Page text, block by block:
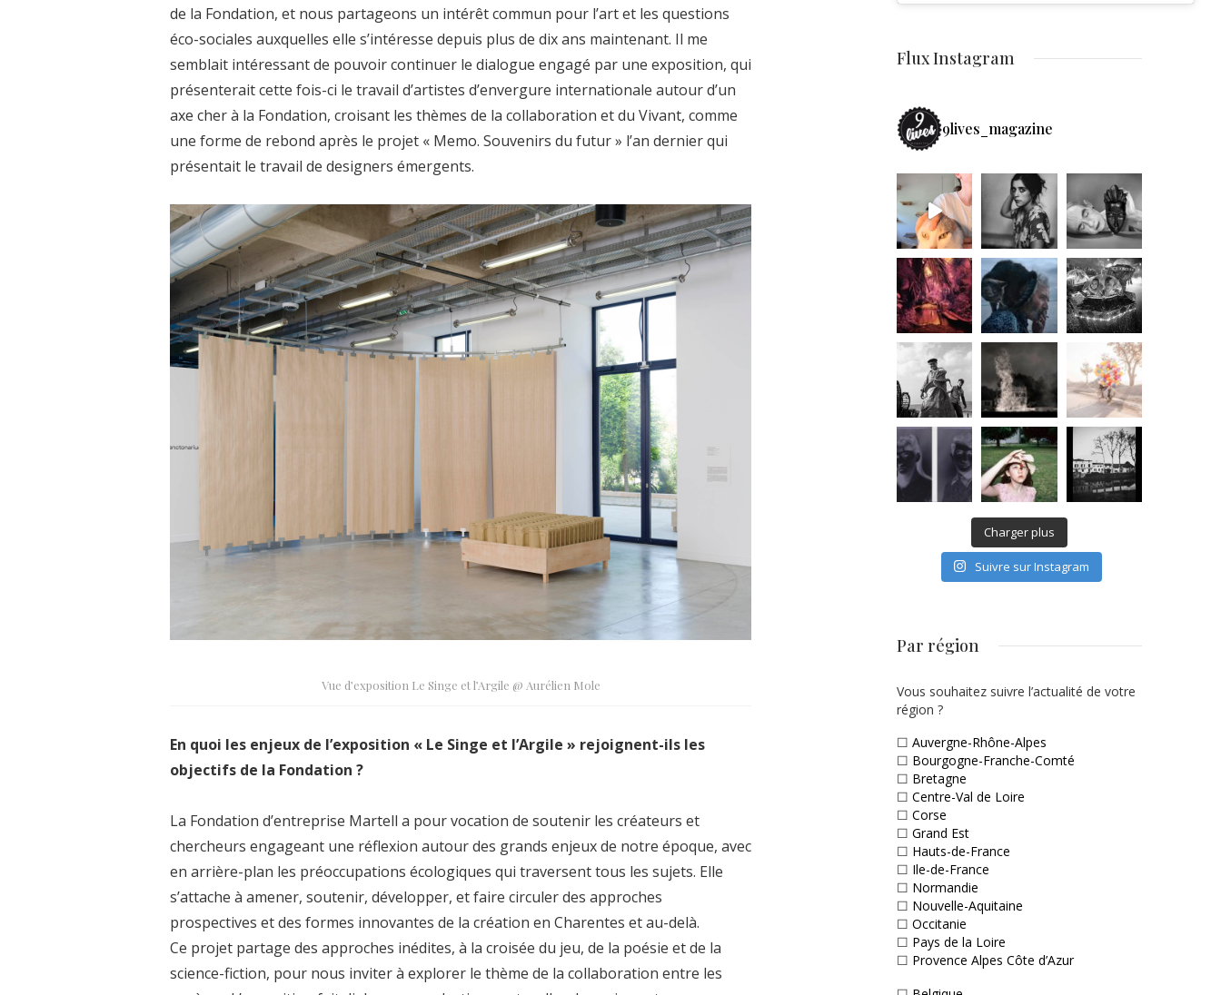
de la Fondation, et nous partageons un intérêt commun pour l’art et les questions
éco-sociales auxquelles elle s’intéresse depuis plus de dix ans maintenant. Il me
semblait intéressant de pouvoir continuer le dialogue engagé par une exposition, qui
présenterait cette fois-ci le travail d’artistes d’envergure internationale autour d’un
axe cher à la Fondation, croisant les thèmes de la collaboration et du Vivant, comme
une forme de rebond après le projet « Memo. Souvenirs du futur » l’an dernier qui
présentait le travail de designers émergents.
Vue d’exposition Le Singe et l’Argile @ Aurélien Mole
En quoi les enjeux de l’exposition « Le Singe et l’Argile » rejoignent-ils les
objectifs de la Fondation ?
La Fondation d’entreprise Martell a pour vocation de soutenir les créateurs et
chercheurs engageant une réflexion autour des grands enjeux de notre époque, avec
en arrière-plan les préoccupations écologiques qui traversent tous les sujets. Elle
s’attache à amener, soutenir, développer, et faire circuler des approches
prospectives et des formes innovantes de la création en Charentes et au-delà.
Ce projet partage des approches inédites, à la croisée du jeu, de la poésie et de la
science-fiction, pour nous inviter à explorer le thème de la collaboration entre les
Flux Instagram
9lives_magazine
Charger plus
Suivre sur Instagram
Par région
Vous souhaitez suivre l’actualité de votre
région ?
☐ Auvergne-Rhône-Alpes
☐ Bourgogne-Franche-Comté
☐ Bretagne
☐ Centre-Val de Loire
☐ Corse
☐ Grand Est
☐ Hauts-de-France
☐ Ile-de-France
☐ Normandie
☐ Nouvelle-Aquitaine
☐ Occitanie
☐ Pays de la Loire
☐ Provence Alpes Côte d’Azur